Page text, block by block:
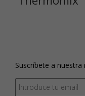
Suscríbete a